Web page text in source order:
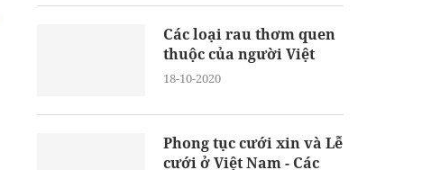
Các loại rau thơm quen
thuộc của người Việt
18-10-2020
Phong tục cưới xin và Lễ
cưới ở Việt Nam - Các